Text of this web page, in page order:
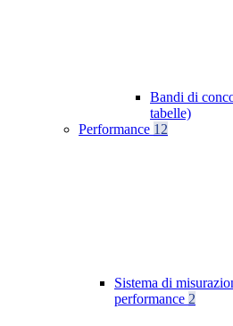
Bandi di
tabelle)
Performance 12
Sistema di
performance 2